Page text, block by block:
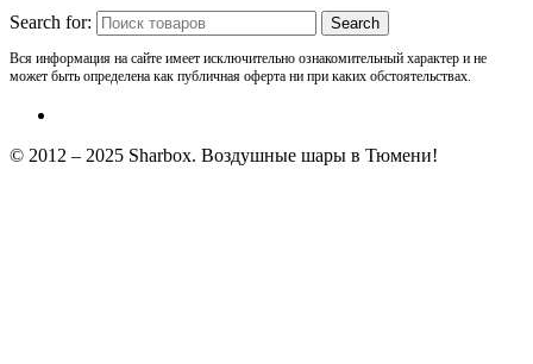
Search for:
Вся информация на сайте имеет исключительно ознакомительный характер и не
может быть определена как публичная оферта ни при каких обстоятельствах.
© 2012 – 2025 Sharbox. Воздушные шары в Тюмени!